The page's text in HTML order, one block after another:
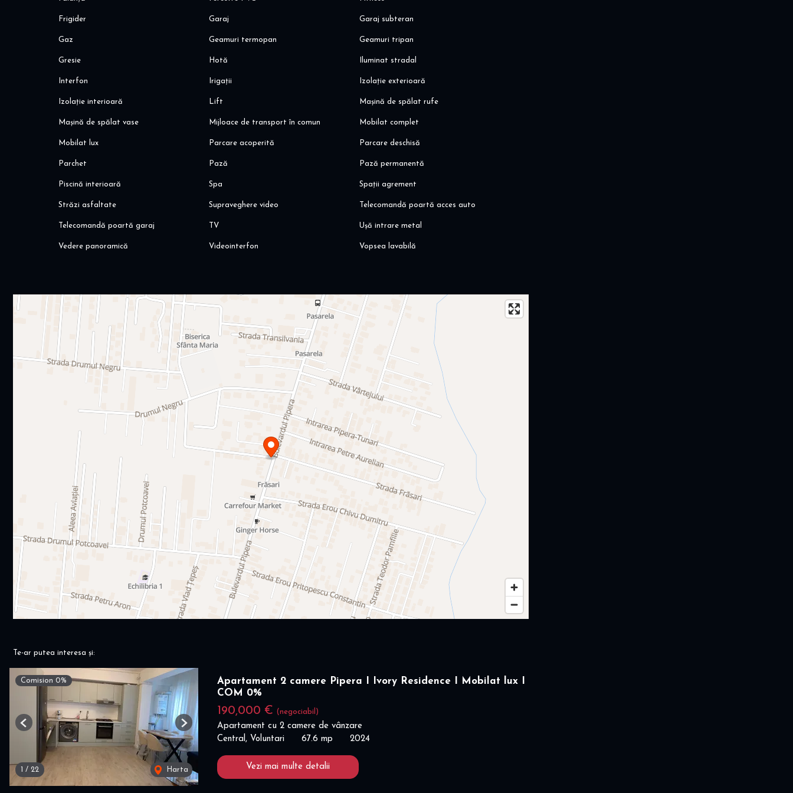
- acces rapid Mall Baneasa, Ikea, Decathlon, Dedeman, Bricodepot
Frigider Garaj Garaj subteran
Gaz Geamuri termopan Geamuri tripan
Gresie Hotă Iluminat stradal
Interfon Irigații Izolație exterioară
Izolație interioară Lift Mașină de spălat rufe
Mașină de spălat vase Mijloace de transport în comun Mobilat complet
Mobilat lux Parcare acoperită Parcare deschisă
Parchet Pază Pază permanentă
Piscină interioară Spa Spații agrement
Străzi asfaltate Supraveghere video Telecomandă poartă acces auto
Telecomandă poartă garaj TV Ușă intrare metal
Vedere panoramică Videointerfon Vopsea lavabilă
Te-ar putea interesa și:
Comision 0%
/ 22 Harta
Previous Next
Apartament 2 camere Pipera I Ivory Residence I Mobilat lux I
COM 0%
190,000 € (negociabil)
Apartament cu 2 camere de vânzare
Central, Voluntari
67.6 mp 2024
Vezi mai multe detalii